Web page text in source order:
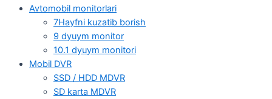
Avtomobil monitorlari
7Hayfni kuzatib borish
9 dyuym monitor
10.1 dyuym monitori
Mobil DVR
SSD / HDD MDVR
SD karta MDVR